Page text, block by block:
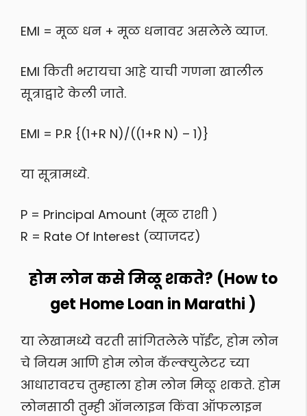
EMI = मूळ धन + मूळ धनावर असलेले व्याज.
EMI किती भरायचा आहे याची गणना खालील
सूत्राद्वारे केली जाते.
EMI = P.R {(1+R N)/((1+R N) – 1)}
या सूत्रामध्ये.
P = Principal Amount (मूळ राशी )
R = Rate Of Interest (व्याजदर)
होम लोन कसे मिळू शकते? (How to
get Home Loan in Marathi )
या लेखामध्ये वरती सांगितलेले पॉईंट, होम लोन
चे नियम आणि होम लोन कॅल्क्युलेटर च्या
आधारावरच तुम्हाला होम लोन मिळू शकते. होम
लोनसाठी तुम्ही ऑनलाइन किंवा ऑफलाइन